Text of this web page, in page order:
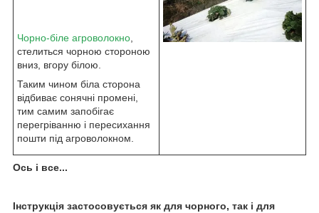
Чорно-біле агроволокно,
стелиться чорною стороною
вниз, вгору білою.
Таким чином біла сторона
відбиває сонячні промені,
тим самим запобігає
перегріванню і пересихання
пошти під агроволокном.
Ось і все...
Інструкція застосовується як для чорного, так і для